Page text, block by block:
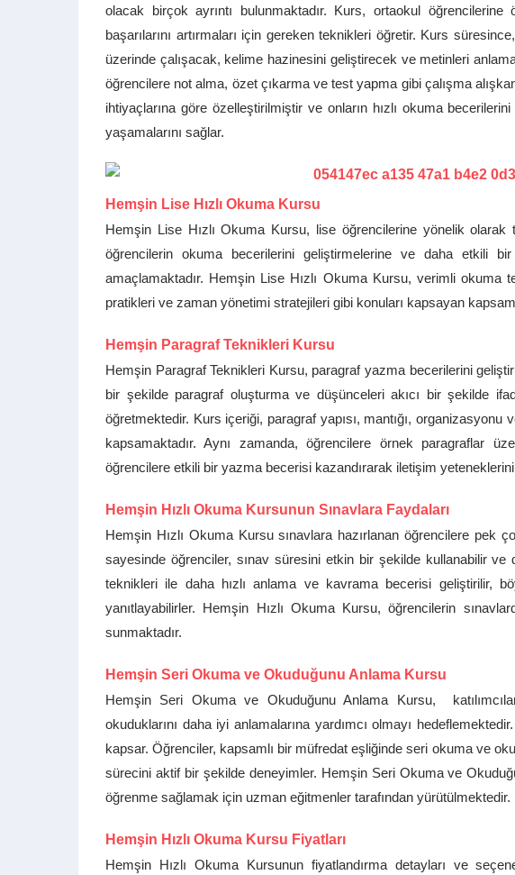
olacak birçok ayrıntı bulunmaktadır. Kurs, ortaokul
başarılarını artırmaları için gereken teknikleri öğretir. Kurs
üzerinde çalışacak, kelime hazinesini geliştirecek ve metinleri
öğrencilere not alma, özet çıkarma ve test yapma gibi çalışma
ihtiyaçlarına göre özelleştirilmiştir ve onların hızlı okuma
yaşamalarını sağlar.
Hemşin Lise Hızlı Okuma Kursu
Hemşin Lise Hızlı Okuma Kursu, lise öğrencilerine yönelik olarak
öğrencilerin okuma becerilerini geliştirmelerine ve daha etkili
amaçlamaktadır. Hemşin Lise Hızlı Okuma Kursu, verimli okuma
pratikleri ve zaman yönetimi stratejileri gibi konuları kapsayan
Hemşin Paragraf Teknikleri Kursu
Hemşin Paragraf Teknikleri Kursu, paragraf yazma becerilerini
bir şekilde paragraf oluşturma ve düşünceleri akıcı bir şekilde
öğretmektedir. Kurs içeriği, paragraf yapısı, mantığı,
kapsamaktadır. Aynı zamanda, öğrencilere örnek paragraflar
öğrencilere etkili bir yazma becerisi kazandırarak iletişim
Hemşin Hızlı Okuma Kursunun Sınavlara Faydaları
Hemşin Hızlı Okuma Kursu sınavlara hazırlanan öğrencilere pek
sayesinde öğrenciler, sınav süresini etkin bir şekilde kullanabilir ve
teknikleri ile daha hızlı anlama ve kavrama becerisi geliştirilir,
yanıtlayabilirler. Hemşin Hızlı Okuma Kursu, öğrencilerin
sunmaktadır.
Hemşin Seri Okuma ve Okuduğunu Anlama Kursu
Hemşin Seri Okuma ve Okuduğunu Anlama Kursu,
okuduklarını daha iyi anlamalarına yardımcı olmayı
kapsar. Öğrenciler, kapsamlı bir müfredat eşliğinde seri okuma ve
sürecini aktif bir şekilde deneyimler. Hemşin Seri Okuma ve
öğrenme sağlamak için uzman eğitmenler tarafından yürütülmektedir.
Hemşin Hızlı Okuma Kursu Fiyatları
Hemşin Hızlı Okuma Kursunun fiyatlandırma detayları ve